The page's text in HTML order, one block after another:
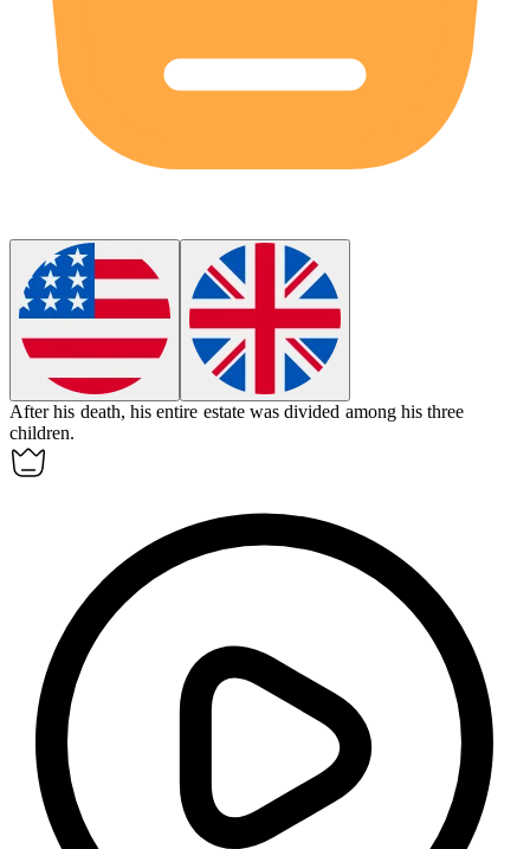
After his death, his entire estate was divided among his three
children.